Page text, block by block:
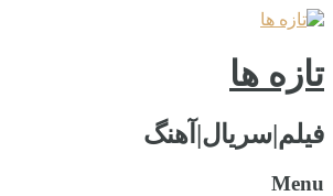
تازه ها
فیلم|سریال|آهنگ
Menu